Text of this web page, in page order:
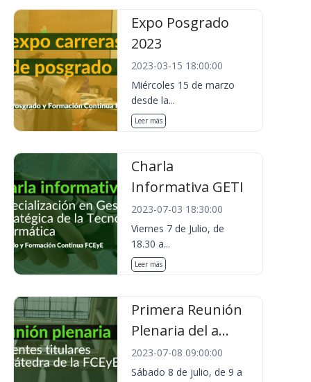
Expo Posgrado
2023
2023-03-15 18:00:00
Miércoles 15 de marzo
desde la...
Leer más
Charla
Informativa GETI
2023-07-03 18:30:00
Viernes 7 de Julio, de
18.30 a...
Leer más
Primera Reunión
Plenaria del a...
2023-07-08 09:00:00
Sábado 8 de julio, de 9 a